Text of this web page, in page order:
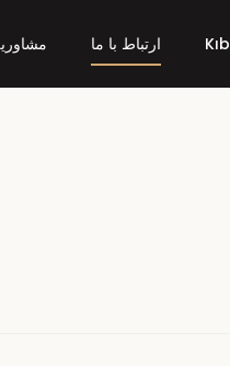
ارتباط با ما